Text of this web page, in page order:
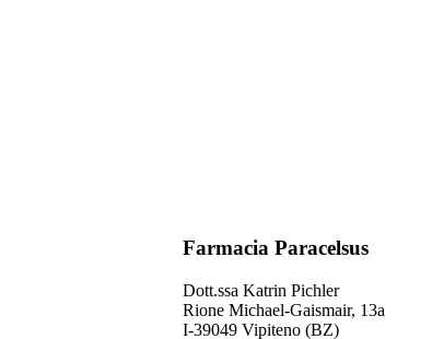
Farmacia Paracelsus
Dott.ssa Katrin Pichler
Rione Michael-Gaismair, 13a
I-39049 Vipiteno (BZ)